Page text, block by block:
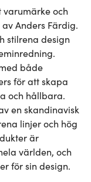
varumärke och
Anders Färdig.
stilrena design
både
för att skapa
och hållbara.
en skandinavisk
linjer och hög
är
världen, och
för sin design.